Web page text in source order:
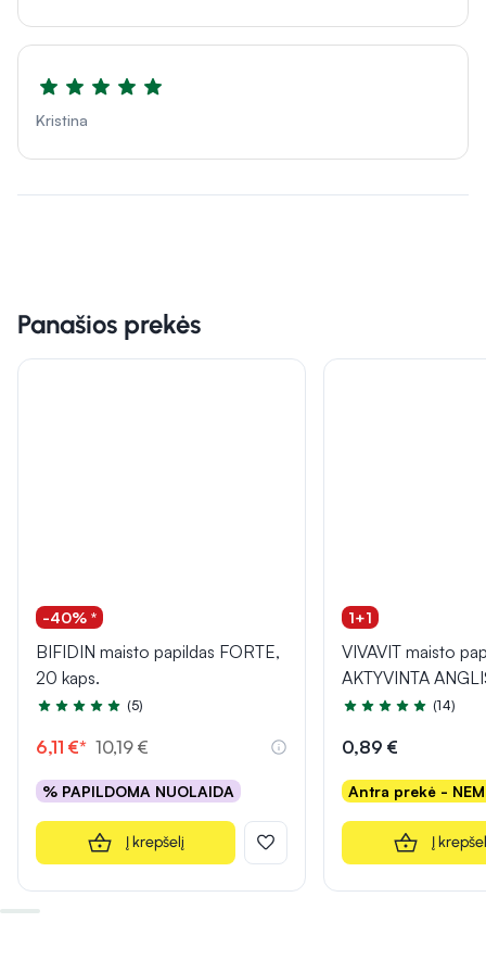
Kristina
Panašios prekės
-40% *
BIFIDIN maisto papildas FORTE,
20 kaps.
Įvertinimas 4.6 iš 5
(5)
6,11 €* 10,19 €
% PAPILDOMA NUOLAIDA
Į krepšelį
1+1
VIVAVIT maisto
AKTYVINTA
Įvertinimas 5.0 iš 5
(14)
0,89 €
Antra prekė -
Į